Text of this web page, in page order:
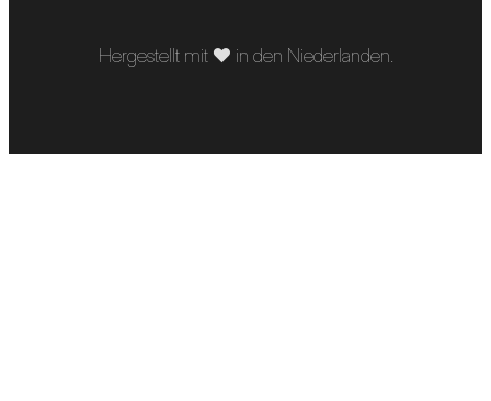
Hergestellt mit ❤︎ in den Niederlanden.